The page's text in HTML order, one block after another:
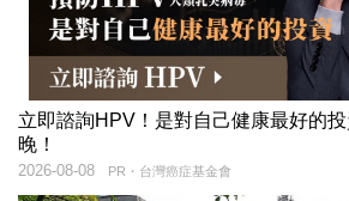
立即諮詢HPV！是對自己健康最好的
晚！
PR・台灣癌症基金會
2026-08-08